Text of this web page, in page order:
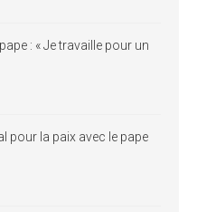
: « Je travaille pour un
pour la paix avec le pape